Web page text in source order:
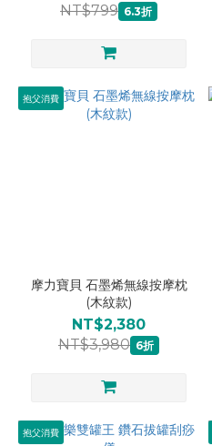
NT$799 6.3折
抱父消費
摩力寶貝 石墨烯無線按摩枕
(木紋款)
NT$2,380
NT$3,980 6折
抱父消費